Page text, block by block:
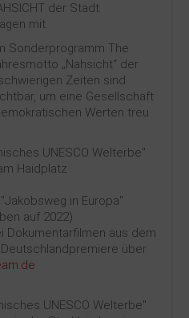
der Stadt
mit.
Sonderprogramm The
„Nahsicht“ der
Zeiten sind
um eine Gesellschaft
Werten treu
UNESCO Welterbe"
Haidplatz
in Europa"
auf 2022)
Dokumentarfilmen aus dem
über
UNESCO Welterbe"